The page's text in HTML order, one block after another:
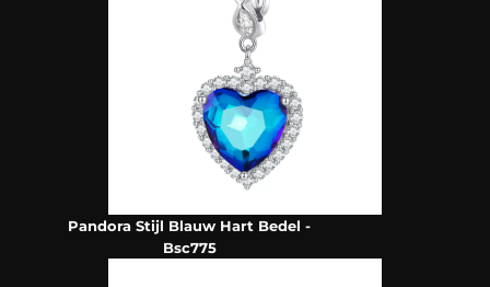
Pandora Stijl Blauw Hart Bedel -
Bsc775